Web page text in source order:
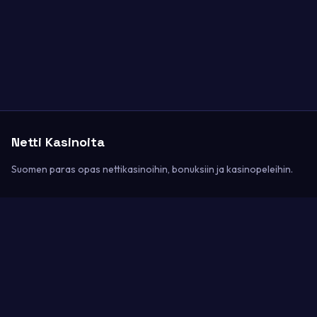
Netti Kasinoita
Suomen paras opas nettikasinoihin, bonuksiin ja kasinopeleihin.